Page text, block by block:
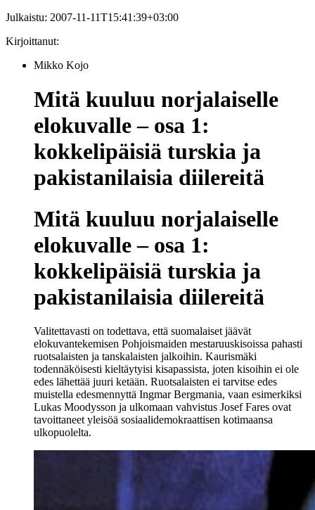
Julkaistu: 2007-11-11T15:41:39+03:00
Kirjoittanut:
Mikko Kojo
Mitä kuuluu norjalaiselle
elokuvalle – osa 1:
kokkelipäisiä turskia ja
pakistanilaisia diilereitä
Mitä kuuluu norjalaiselle
elokuvalle – osa 1:
kokkelipäisiä turskia ja
pakistanilaisia diilereitä
Valitettavasti on todettava, että suomalaiset jäävät
elokuvantekemisen Pohjoismaiden mestaruuskisoissa pahasti
ruotsalaisten ja tanskalaisten jalkoihin. Kaurismäki
todennäköisesti kieltäytyisi kisapassista, joten kisoihin ei ole
edes lähettää juuri ketään. Ruotsalaisten ei tarvitse edes
muistella edesmennyttä Ingmar Bergmania, vaan esimerkiksi
Lukas Moodysson ja ulkomaan vahvistus Josef Fares ovat
tavoittaneet yleisöä sosiaalidemokraattisen kotimaansa
ulkopuolelta.